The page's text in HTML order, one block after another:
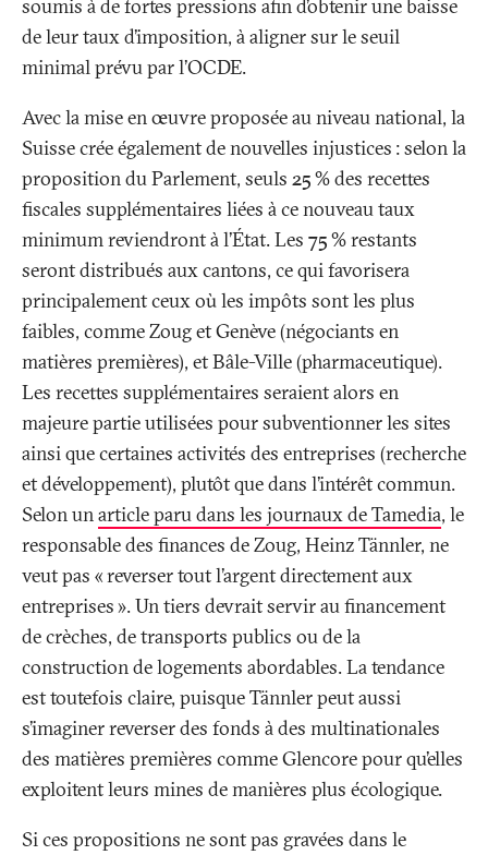
soumis à de fortes pressions afin d’obtenir une baisse
de leur taux d’imposition, à aligner sur le seuil
minimal prévu par l’OCDE.
Avec la mise en œuvre proposée au niveau national, la
Suisse crée également de nouvelles injustices : selon la
proposition du Parlement, seuls 25% des recettes
fiscales supplémentaires liées à ce nouveau taux
minimum reviendront à l’État. Les 75% restants
seront distribués aux cantons, ce qui favorisera
principalement ceux où les impôts sont les plus
faibles, comme Zoug et Genève (négociants en
matières premières), et Bâle-Ville (pharmaceutique).
Les recettes supplémentaires seraient alors en
majeure partie utilisées pour subventionner les sites
ainsi que certaines activités des entreprises (recherche
et développement), plutôt que dans l’intérêt commun.
Selon unarticle paru dans les journaux de Tamedia, le
responsable des finances de Zoug, Heinz Tännler, ne
veut pas «reverser tout l’argent directement aux
entreprises». Un tiers devrait servir au financement
de crèches, de transports publics ou de la
construction de logements abordables. La tendance
est toutefois claire, puisque Tännler peut aussi
s’imaginer reverser des fonds à des multinationales
des matières premières comme Glencore pour qu’elles
exploitent leurs mines de manières plus écologique.
Si ces propositions ne sont pas gravées dans le